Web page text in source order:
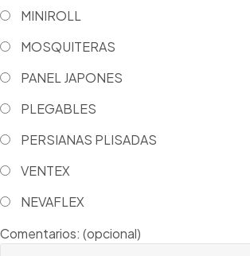
MINIROLL
MOSQUITERAS
PANEL JAPONES
PLEGABLES
PERSIANAS PLISADAS
VENTEX
NEVAFLEX
Comentarios: (opcional)